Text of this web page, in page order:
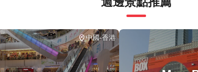
中國-香港